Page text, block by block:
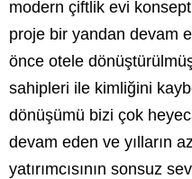
modern çiftlik evi
proje bir yandan devam
önce otele
sahipleri ile kimliğini
dönüşümü bizi çok
devam eden ve yılların
yatırımcısının sonsuz